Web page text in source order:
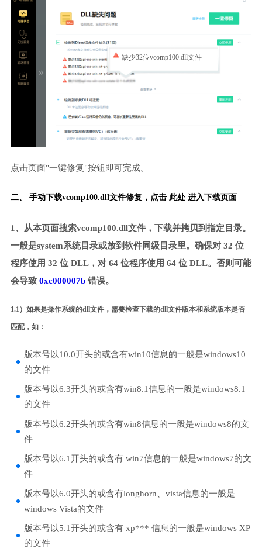
缺少32位vcomp100.dll文件
点击页面"一键修复"按钮即可完成。
二、 手动下载vcomp100.dll文件修复， 点击 此处 进入下载页面
1、从本页面搜索vcomp100.dll文件，下载并拷贝到指定目录。
一般是system系统目录或放到软件同级目录里。确保对 32 位
程序使用 32 位 DLL，对 64 位程序使用 64 位 DLL。否则可能
会导致 0xc000007b错误。
1.1）如果是操作系统的dll文件，需要检查下载的dll文件版本和系统版本是否
匹配，如：
版本号以10.0开头的或含有win10信息的一般是windows10
的文件
版本号以6.3开头的或含有win8.1信息的一般是windows8.1
的文件
版本号以6.2开头的或含有win8信息的一般是windows8的文
件
版本号以6.1开头的或含有 win7信息的一般是windows7的文
件
版本号以6.0开头的或含有longhorn、vista信息的一般是
windows Vista的文件
版本号以5.1开头的或含有 xp*** 信息的一般是windows XP
的文件